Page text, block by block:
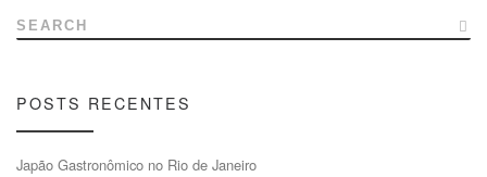
SEARCH
POSTS RECENTES
Japão Gastronômico no Rio de Janeiro